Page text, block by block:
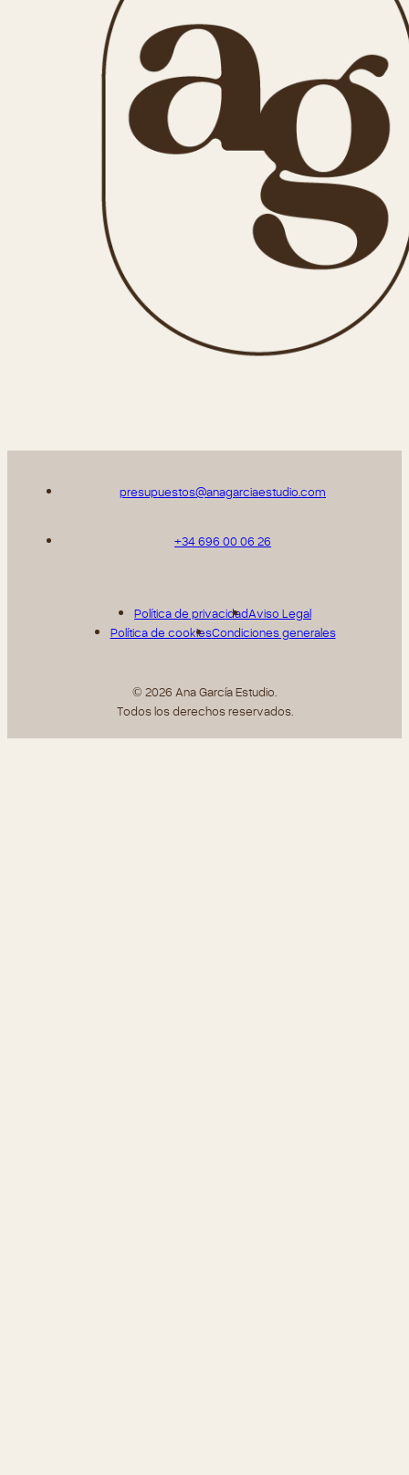
presupuestos@anagarciaestudio.com
Política de privacidadAviso Legal
Política de cookiesCondiciones generales
+34 696 00 06 26
© 2026 Ana García Estudio.
Todos los derechos reservados.